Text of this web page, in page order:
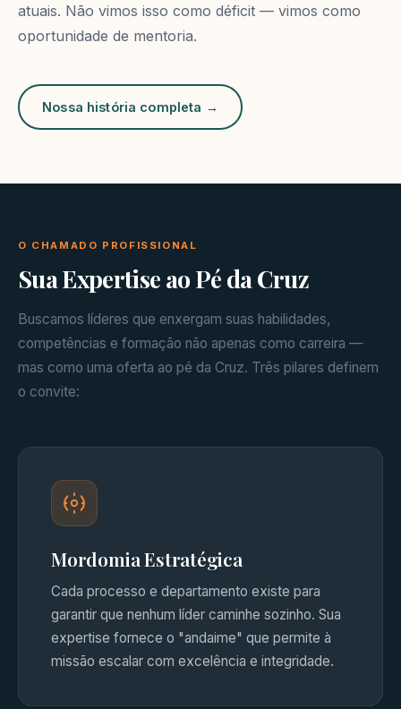
atuais. Não vimos isso como déficit — vimos como
oportunidade de mentoria.
Nossa história completa →
O CHAMADO PROFISSIONAL
Sua Expertise ao Pé da Cruz
Buscamos líderes que enxergam suas habilidades,
competências e formação não apenas como carreira —
mas como uma oferta ao pé da Cruz. Três pilares definem
o convite:
Mordomia Estratégica
Cada processo e departamento existe para
garantir que nenhum líder caminhe sozinho. Sua
expertise fornece o "andaime" que permite à
missão escalar com excelência e integridade.